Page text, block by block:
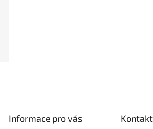
Informace pro vás Kontakt